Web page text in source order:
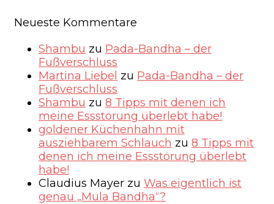
Neueste Kommentare
Shambu zu Pada-Bandha – der
Fußverschluss
Martina Liebel zu Pada-Bandha – der
Fußverschluss
Shambu zu 8 Tipps mit denen ich
meine Essstörung überlebt habe!
goldener Küchenhahn mit
ausziehbarem Schlauch zu 8 Tipps mit
denen ich meine Essstörung überlebt
habe!
Claudius Mayer zu Was eigentlich ist
genau „Mula Bandha“?